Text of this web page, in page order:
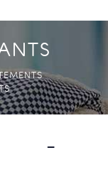
-